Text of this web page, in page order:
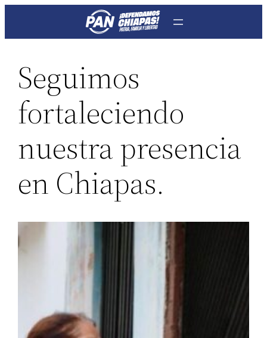
Seguimos
fortaleciendo
nuestra presencia
en Chiapas.